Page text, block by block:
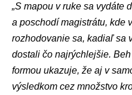
„S mapou v ruke sa vydáte
a poschodí magistrátu, kde
rozhodovanie sa, kadiaľ sa
dostali čo najrýchlejšie.
formou ukazuje, že aj v
výsledkom cez množstvo